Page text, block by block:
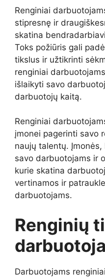
Renginiai
stipresnę ir
skatina
Toks požiūris gali
tikslus ir užtikrinti
renginiai
išlaikyti savo
darbuotojų kaitą.
Renginiai
įmonei pagerinti savo
naujų talentų.
savo darbuotojams ir
kurie skatina
vertinamos ir
darbuotojams.
Renginių
Darbuotojams